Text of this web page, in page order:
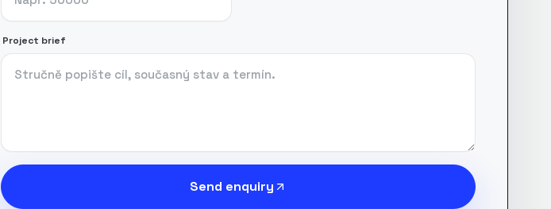
Project brief
Send enquiry